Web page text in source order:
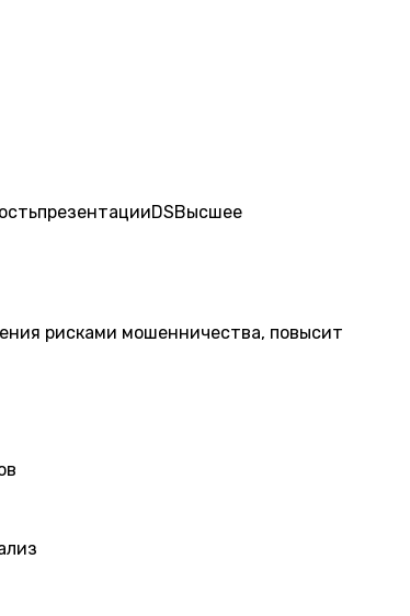
презентацииDSВысшее
рисками мошенничества, повысит